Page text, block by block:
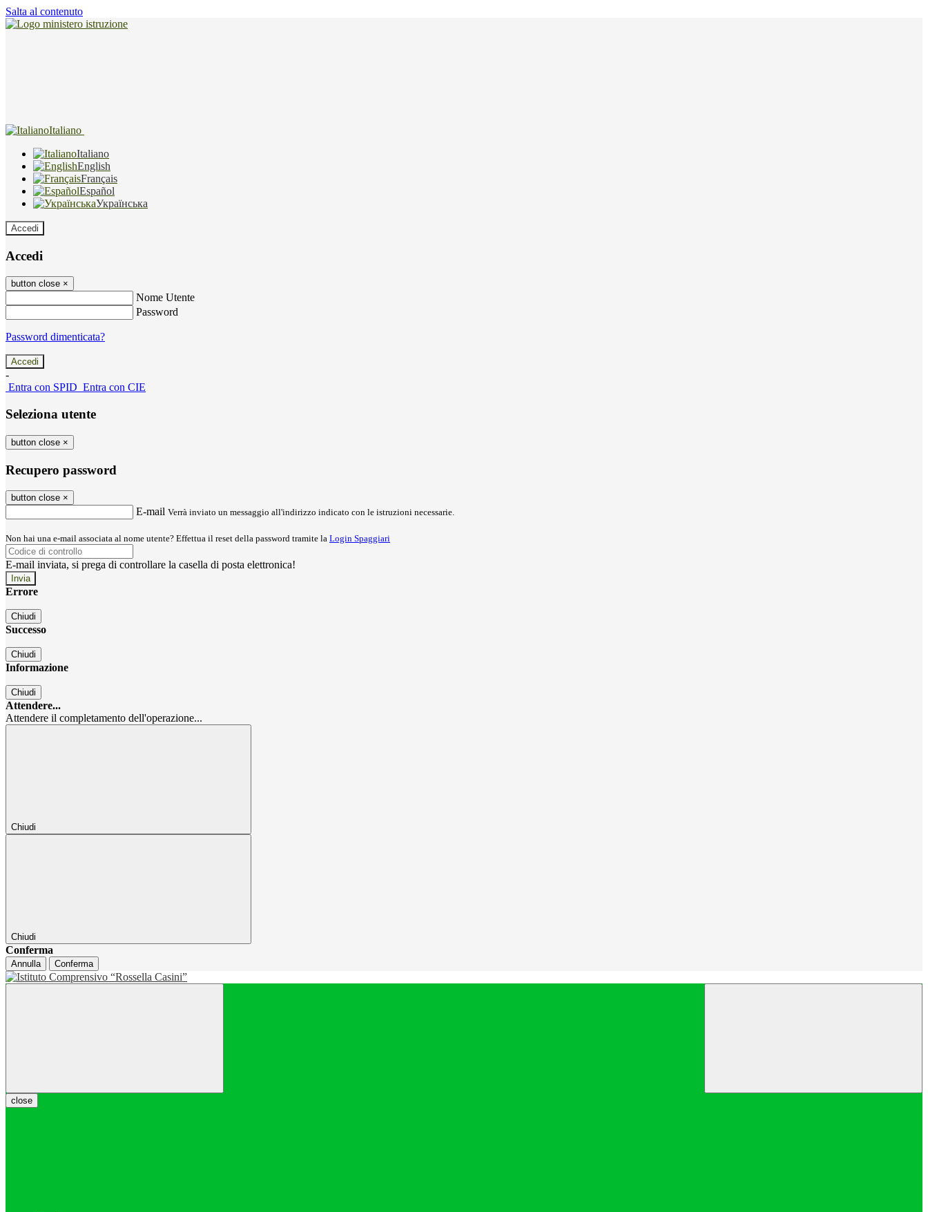
Salta al contenuto
Italiano
Italiano
English
Français
Español
Українська
Accedi
Accedi
button close ×
Nome Utente
Password
Password dimenticata?
-
Entra con SPID Entra con CIE
Seleziona utente
button close ×
Recupero password
button close ×
E-mail Verrà inviato un messaggio all'indirizzo indicato con le istruzioni necessarie.
Non hai una e-mail associata al nome utente? Effettua il reset della password tramite la Login Spaggiari
E-mail inviata, si prega di controllare la casella di posta elettronica!
Errore
Chiudi
Successo
Chiudi
Informazione
Chiudi
Attendere...
Attendere il completamento dell'operazione...
Chiudi
Chiudi
Conferma
Annulla Conferma
close